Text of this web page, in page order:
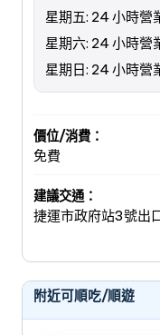
星期五: 24 小時營
星期六: 24 小時營
星期日: 24 小時營
價位/消費：
免費
建議交通：
捷運市政府站3號出
附近可順吃/順遊